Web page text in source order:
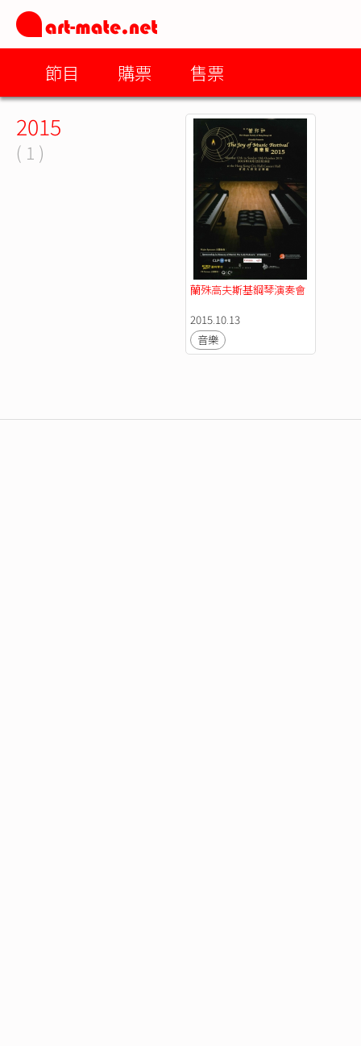
節目 購票 售票
2015
( 1 )
蘭殊高夫斯基鋼琴演奏會
2015.10.13
音樂